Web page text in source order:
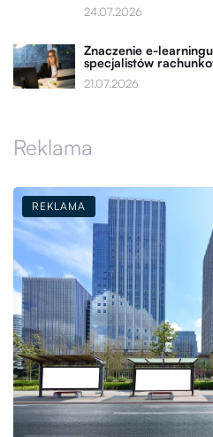
24.07.2026
Znaczenie e-
specjalistów
21.07.2026
Reklama
REKLAMA